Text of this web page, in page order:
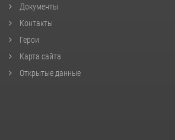
Документы
Контакты
Герои
Карта сайта
Открытые данные